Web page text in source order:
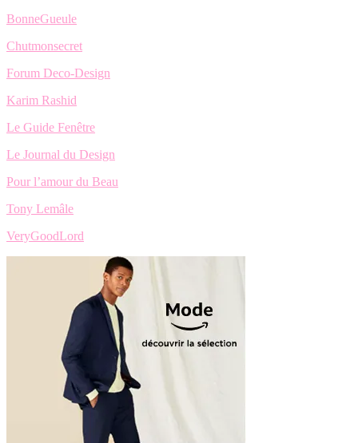
BonneGueule
Chutmonsecret
Forum Deco-Design
Karim Rashid
Le Guide Fenêtre
Le Journal du Design
Pour l’amour du Beau
Tony Lemâle
VeryGoodLord